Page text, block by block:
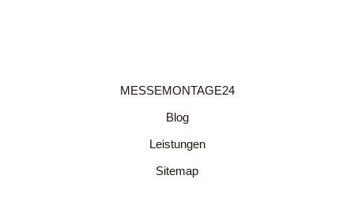
MESSEMONTAGE24
Blog
Leistungen
Sitemap